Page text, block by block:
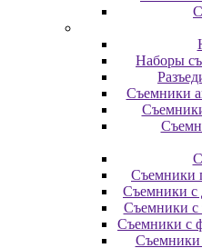
Наборы
Съемники
Съемники
Съемники с
Съемники с
Съемники с
Съемники